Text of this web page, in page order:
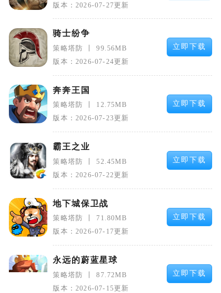
版本：2026-07-27更新
骑士纷争
策略塔防
99.56MB
版本：2026-07-24更新
立即下载
奔奔王国
策略塔防
12.75MB
版本：2026-07-23更新
立即下载
霸王之业
策略塔防
52.45MB
版本：2026-07-22更新
立即下载
地下城保卫战
策略塔防
71.80MB
版本：2026-07-17更新
立即下载
永远的蔚蓝星球
策略塔防
87.72MB
版本：2026-07-15更新
立即下载